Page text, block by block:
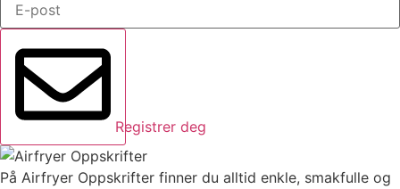
Registrer deg
På Airfryer Oppskrifter finner du alltid enkle, smakfulle og